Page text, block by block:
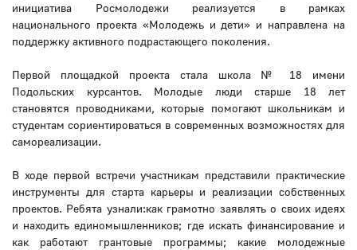
инициатива Росмолодежи реализуется в рамках
национального проекта «Молодежь и дети» и направлена на
поддержку активного подрастающего поколения.
Первой площадкой проекта стала школа № 18 имени
Подольских курсантов. Молодые люди старше 18 лет
становятся проводниками, которые помогают школьникам и
студентам сориентироваться в современных возможностях для
самореализации.
В ходе первой встречи участникам представили практические
инструменты для старта карьеры и реализации собственных
проектов. Ребята узнали:как грамотно заявлять о своих идеях
и находить единомышленников; где искать финансирование и
как работают грантовые программы; какие молодежные